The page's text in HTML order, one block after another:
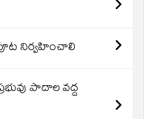
నిర్వహించాలి
పాదాల వద్ద